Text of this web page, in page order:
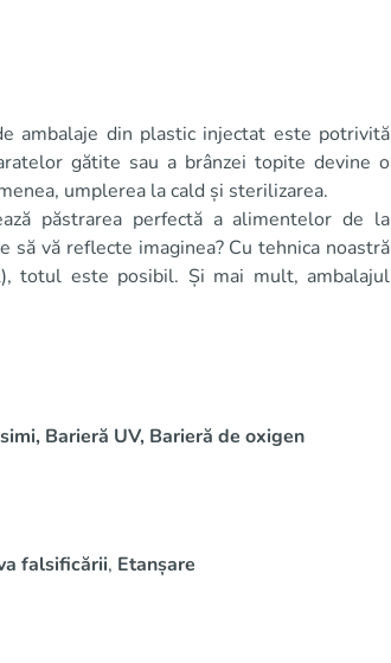
ambalaje din plastic injectat este potrivită
gătite sau a brânzei topite devine o
umplerea la cald și sterilizarea.
păstrarea perfectă a alimentelor de la
să vă reflecte imaginea? Cu tehnica noastră
totul este posibil. Și mai mult, ambalajul
Barieră UV, Barieră de oxigen
falsificării, Etanșare